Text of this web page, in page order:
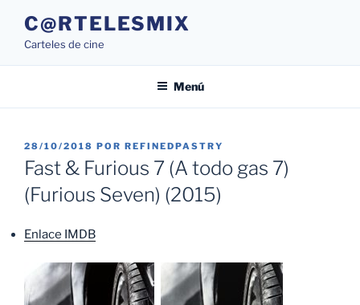
contenido
C@RTELESMIX
Carteles de cine
Menú
PUBLICADO
EL
28/10/2018 POR REFINEDPASTRY
Fast & Furious 7 (A todo gas 7)
(Furious Seven) (2015)
Enlace IMDB